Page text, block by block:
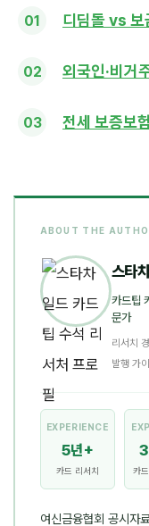
디딤돌 vs 보
외국인·비거
전세 보증보
ABOUT THE
스타
카드팁
문가
리서치
발행 가
EXPERIENCE
5년+
카드 리서치 카
여신금융협회 공시자